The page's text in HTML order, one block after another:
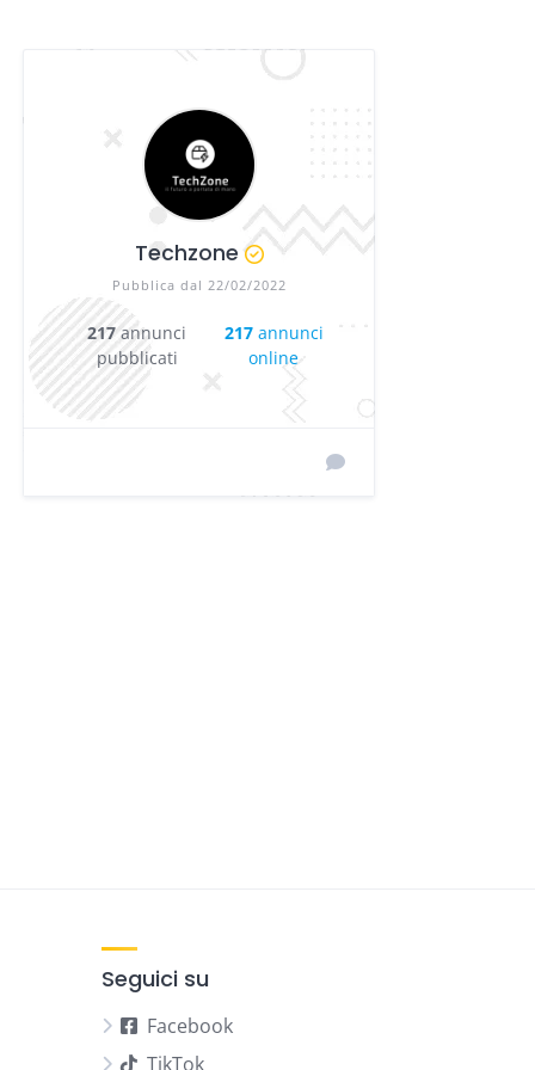
Techzone
Pubblica dal 22/02/2022
217 annunci
pubblicati
217annunci
online
Seguici su
Facebook
TikTok